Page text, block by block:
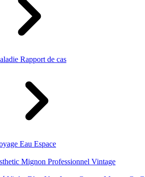
Rapport de cas
Eau Espace
Mignon Professionnel Vintage